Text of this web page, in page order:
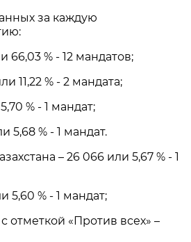
за каждую
66,03 % - 12 мандатов;
11,22 % - 2 мандата;
% - 1 мандат;
5,68 % - 1 мандат.
– 26 066 или 5,67 % - 1
5,60 % - 1 мандат;
отметкой «Против всех» –